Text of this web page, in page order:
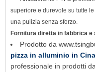
superiore e durevole su tutte
una pulizia senza sforzo.
Fornitura diretta in fabbrica
Prodotto da
pizza in alluminio in Cina
professionale in prodotti